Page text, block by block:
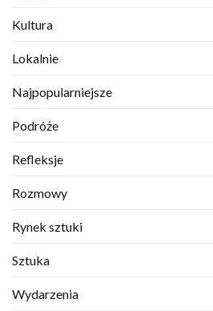
Kultura
Lokalnie
Najpopularniejsze
Podróże
Refleksje
Rozmowy
Rynek sztuki
Sztuka
Wydarzenia